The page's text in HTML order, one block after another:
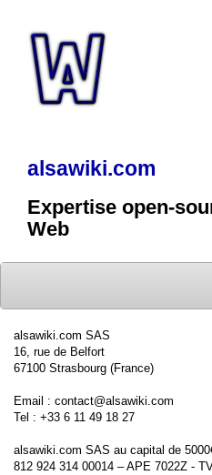
alsawiki.com
Expertise open-
Web
alsawiki.com SAS
16, rue de Belfort
67100 Strasbourg (France)
Email : contact@alsawiki.com
Tel : +33 6 11 49 18 27
alsawiki.com SAS au capital de
812 924 314 00014 – APE 7022Z -